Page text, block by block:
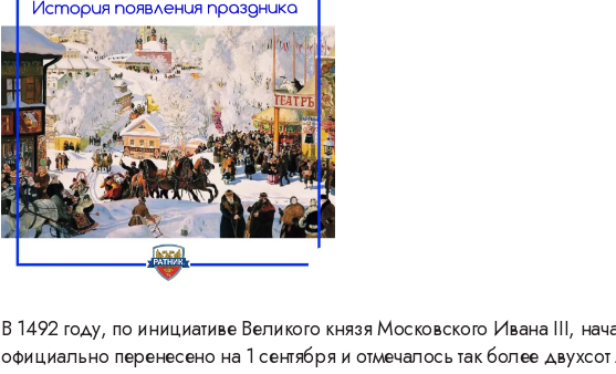
В 1492 году, по инициативе Великого князя Московского Ивана III,
официально перенесено на 1 сентября и отмечалось так более двухсот